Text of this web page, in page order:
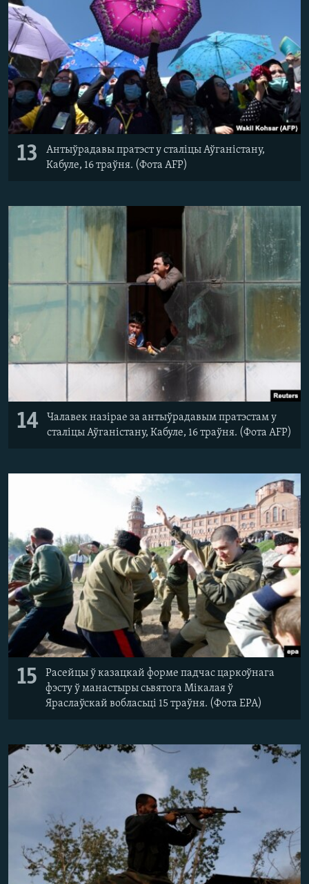
13
Антыўрадавы пратэст у сталіцы Аўганістану,
Кабуле, 16 траўня. (Фота AFP)
14
Чалавек назірае за антыўрадавым пратэстам у
сталіцы Аўганістану, Кабуле, 16 траўня. (Фота AFP)
15
Расейцы ў казацкай форме падчас царкоўнага
фэсту ў манастыры сьвятога Мікалая ў
Яраслаўскай вобласьці 15 траўня. (Фота EPA)